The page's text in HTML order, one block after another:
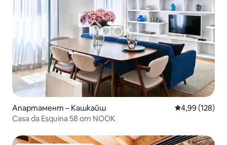
Апартамент – Кашкайш Средна
4,99 (128)
Casa da Esquina 58 от NOOK